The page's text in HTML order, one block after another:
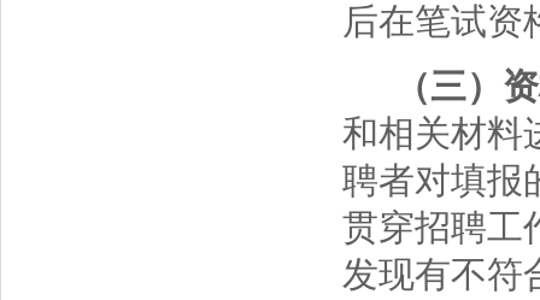
后在笔试资
（三）
和相关材料
聘者对填报
贯穿招聘工
发现有不符